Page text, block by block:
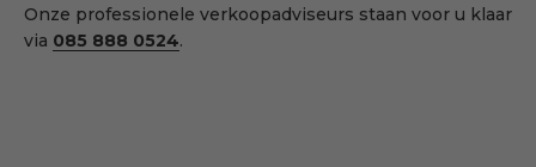
Onze professionele verkoopadviseurs staan voor u klaar
via 085 888 0524.